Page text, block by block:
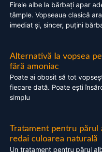
Firele albe la bărbați apar
tâmple. Vopseaua clasică
imediat și, sincer, puțini
Alternativă la vopsea
fără amoniac
Poate ai obosit să tot
fiecare dată. Poate ești
simplu
Tratament pentru părul
redai culoarea naturală
Un tratament pentru părul